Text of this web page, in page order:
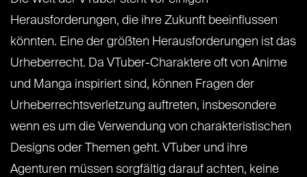
Herausforderungen, die ihre Zukunft beeinflussen
könnten. Eine der größten Herausforderungen ist das
Urheberrecht. Da VTuber-Charaktere oft von Anime
und Manga inspiriert sind, können Fragen der
Urheberrechtsverletzung auftreten, insbesondere
wenn es um die Verwendung von charakteristischen
Designs oder Themen geht. VTuber und ihre
Agenturen müssen sorgfältig darauf achten, keine